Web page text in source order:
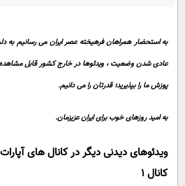
اخبار کریپتو
باشگاه مغز
فناوری
عصر ایران 2
روانشناسی
به استحضار همراهان فرهیخته عصر ایران می رسانیم به
عادی شدن وضعیت ، ویدئوها در خارج کشور قابل
پوزش ما را بپذیرید؛ قدرتان را می دانیم.
به امید روزهای خوب برای ایران عزیزمان.
ویدئوهای دیدنی دیگر در کانال های
کانال 1